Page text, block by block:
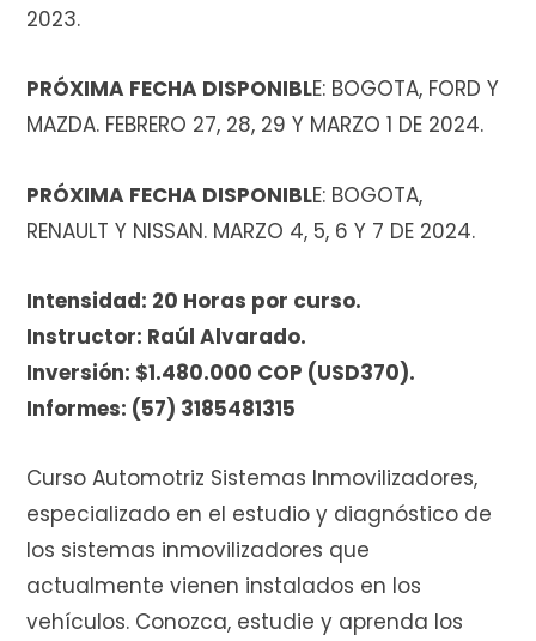
d
2023.
PRÓXIMA FECHA DISPONIBLE: BOGOTA, FORD Y
MAZDA. FEBRERO 27, 28, 29 Y MARZO 1 DE 2024.
PRÓXIMA FECHA DISPONIBLE: BOGOTA,
RENAULT Y NISSAN. MARZO 4, 5, 6 Y 7 DE 2024.
Intensidad: 20 Horas por curso.
Instructor: Raúl Alvarado.
Inversión: $1.480.000 COP (USD370).
Informes: (57) 3185481315
Curso Automotriz Sistemas Inmovilizadores,
especializado en el estudio y diagnóstico de
los sistemas inmovilizadores que
actualmente vienen instalados en los
vehículos. Conozca, estudie y aprenda los